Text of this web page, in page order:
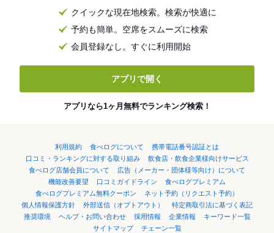
クイックな現在地検索。検索が快適に
予約も簡単。空席をスムーズに検索
会員登録なし。すぐに利用開始
アプリで開く
アプリなら1ヶ月無料でランキング検索！
利用規約 食べログについて
携帯電話番号認証とは
口コミ・ランキングに対する取り組み
飲食店・飲食企業様向けサービス
食べログ店舗会員について
広告（メーカー・団体様等向け）について
機能改善要望
口コミガイドライン
食べログプレミアム
食べログプレミアム無料クーポン
ネット予約（リクエスト予約）
個人情報保護方針
外部送信（オプトアウト）
特定商取引法に基づく表記
推奨環境
ヘルプ・お問い合わせ 採用情報 企業情報
キーワード一覧
サイトマップ
チェーン一覧